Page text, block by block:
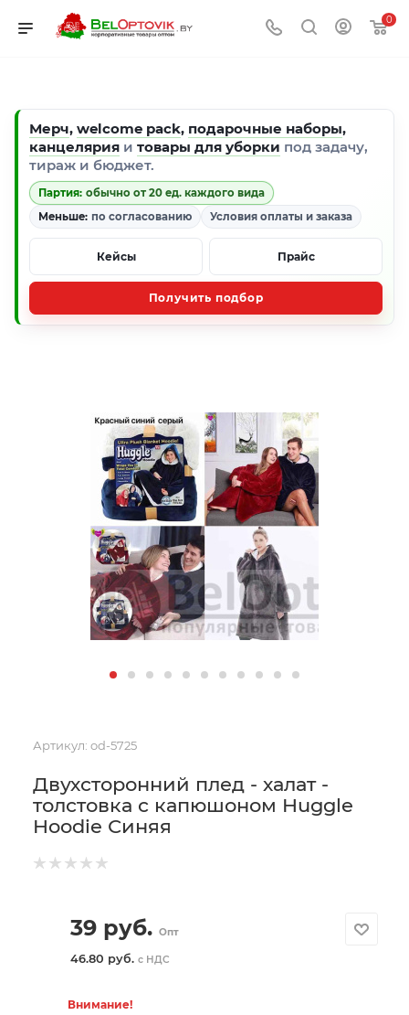
0
Мерч, welcome pack, подарочные наборы,
канцелярия и товары для уборки под задачу,
тираж и бюджет.
Партия: обычно от 20 ед. каждого вида
Меньше: по согласованию Условия оплаты и заказа
Кейсы Прайс
Получить подбор
Артикул: od-5725
Двухсторонний плед - халат -
толстовка с капюшоном Huggle
Hoodie Синяя
39руб. Опт
46.80 руб. с НДС
Внимание!